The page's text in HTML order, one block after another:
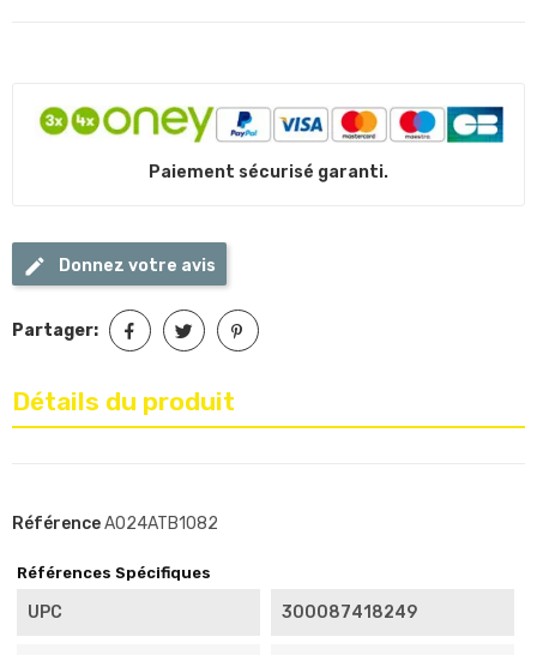
Paiement sécurisé garanti.
Donnez votre avis
Partager:
Détails du produit
RéférenceA024ATB1082
Références Spécifiques
UPC 300087418249